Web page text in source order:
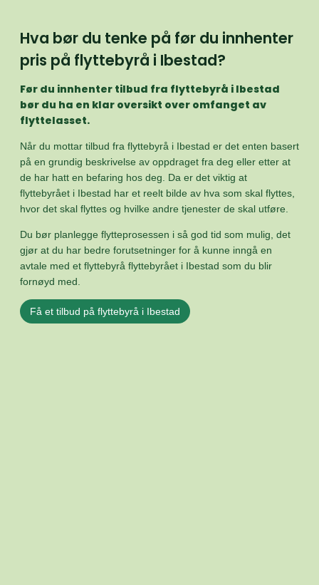
Hva bør du tenke på før du innhenter
pris på flyttebyrå i Ibestad?
Før du innhenter tilbud fra flyttebyrå i Ibestad
bør du ha en klar oversikt over omfanget av
flyttelasset.
Når du mottar tilbud fra flyttebyrå i Ibestad er det enten basert
på en grundig beskrivelse av oppdraget fra deg eller etter at
de har hatt en befaring hos deg. Da er det viktig at
flyttebyrået i Ibestad har et reelt bilde av hva som skal flyttes,
hvor det skal flyttes og hvilke andre tjenester de skal utføre.
Du bør planlegge flytteprosessen i så god tid som mulig, det
gjør at du har bedre forutsetninger for å kunne inngå en
avtale med et flyttebyrå flyttebyrået i Ibestad som du blir
fornøyd med.
Få et tilbud på flyttebyrå i Ibestad